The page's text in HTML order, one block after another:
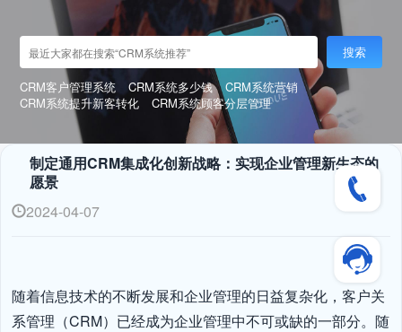
搜索
CRM客户管理系统 CRM系统多少钱
CRM系统营销
CRM系统提升新客转化
CRM系统顾客分层管理
制定通用CRM集成化创新战略：实现企业管理新生态的
愿景
2024-04-07
随着信息技术的不断发展和企业管理的日益复杂化，客户关
系管理（CRM）已经成为企业管理中不可或缺的一部分。随